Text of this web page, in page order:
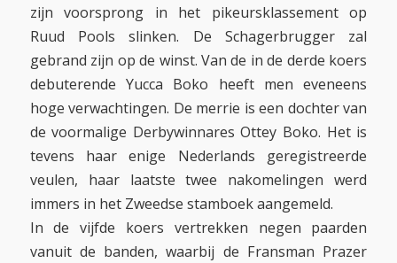
zijn voorsprong in het pikeursklassement op
Ruud Pools slinken. De Schagerbrugger zal
gebrand zijn op de winst. Van de in de derde koers
debuterende Yucca Boko heeft men eveneens
hoge verwachtingen. De merrie is een dochter van
de voormalige Derbywinnares Ottey Boko. Het is
tevens haar enige Nederlands geregistreerde
veulen, haar laatste twee nakomelingen werd
immers in het Zweedse stamboek aangemeld.
In de vijfde koers vertrekken negen paarden
vanuit de banden, waarbij de Fransman Prazer